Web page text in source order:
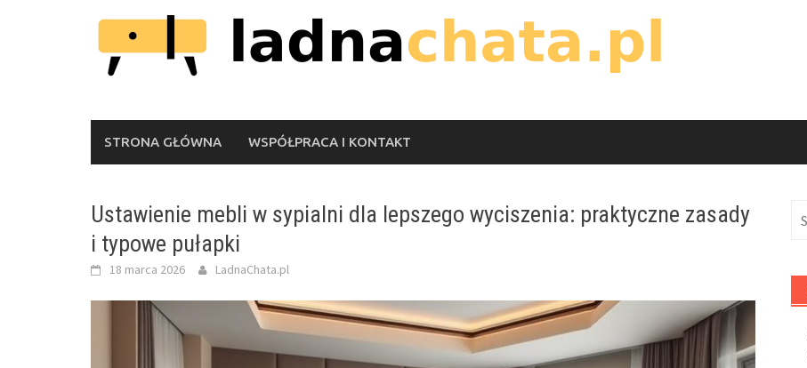
STRONA GŁÓWNA WSPÓŁPRACA I KONTAKT
Ustawienie mebli w sypialni dla lepszego wyciszenia: praktyczne zasady
i typowe pułapki
18 marca 2026 LadnaChata.pl